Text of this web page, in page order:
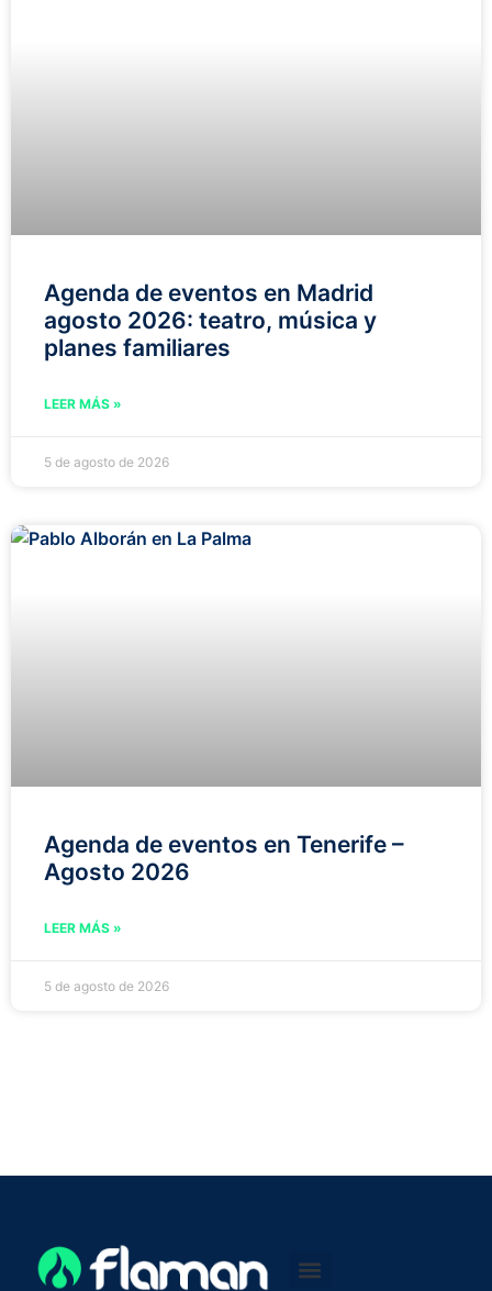
Agenda de eventos en Madrid
agosto 2026: teatro, música y
planes familiares
LEER MÁS »
5 de agosto de 2026
Agenda de eventos en Tenerife –
Agosto 2026
LEER MÁS »
5 de agosto de 2026